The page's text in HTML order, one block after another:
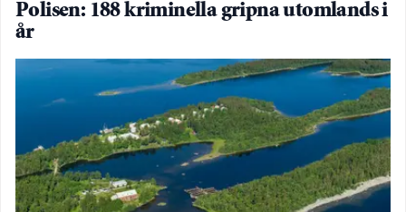
Polisen: 188 kriminella gripna utomlands i
år